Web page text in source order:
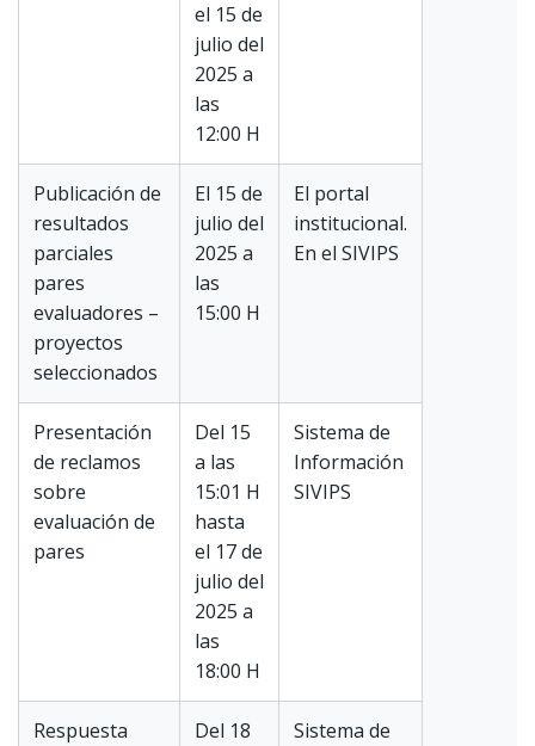
el 15 de
julio del
2025 a
las
12:00 H
Publicación de
resultados
parciales
pares
evaluadores –
proyectos
seleccionados
El 15 de
julio del
2025 a
las
15:00 H
El portal
institucional.
En el SIVIPS
Presentación
de reclamos
sobre
evaluación de
pares
Del 15
a las
15:01 H
hasta
el 17 de
julio del
2025 a
las
18:00 H
Sistema de
Información
SIVIPS
Respuesta
Del 18
Sistema de